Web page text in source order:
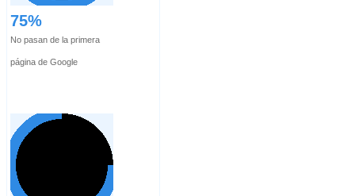
75%
No pasan de la primera
página de Google